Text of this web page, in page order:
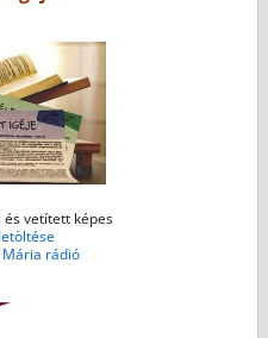
és vetített képes
Mária rádió